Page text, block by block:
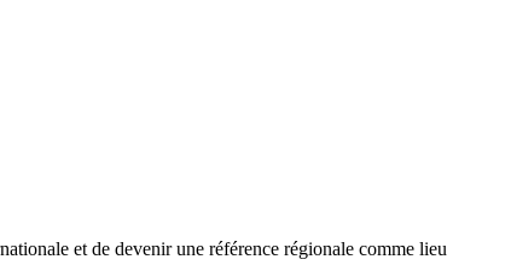
et de devenir une référence régionale comme lieu